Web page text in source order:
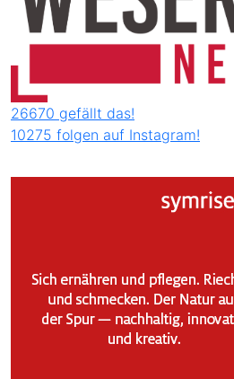
26670 gefällt das!
10275 folgen auf Instagram!